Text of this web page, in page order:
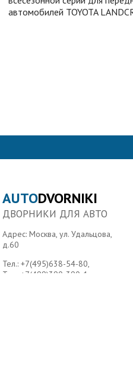
автомобилей TOYOTA
AUTODVORNIKI
ДВОРНИКИ ДЛЯ АВТО
Адрес: Москва, ул. Удальцова,
д.60
Тел.:+7(495)638-54-80,
Тел.: +7(499)390-390-1